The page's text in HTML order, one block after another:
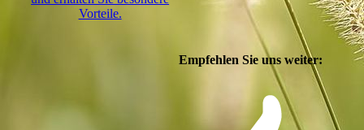
Vorteile.
Empfehlen Sie uns weiter: